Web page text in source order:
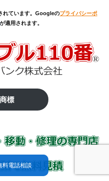
れています。Googleのプライバシーポ
が適用されます。
料電話相談
標
料電話相談